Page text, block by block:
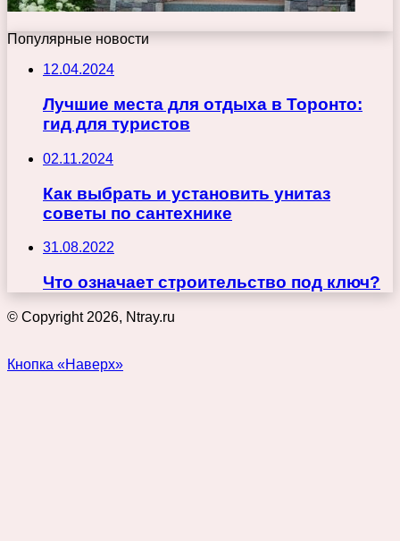
Популярные новости
12.04.2024
Лучшие места для отдыха в Торонто:
гид для туристов
02.11.2024
Как выбрать и установить унитаз
советы по сантехнике
31.08.2022
Что означает строительство под ключ?
© Copyright 2026, Ntray.ru
Кнопка «Наверх»